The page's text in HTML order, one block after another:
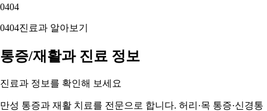
0404
0404진료과 알아보기
통증/재활과 진료 정보
진료과 정보를 확인해 보세요
만성 통증과 재활 치료를 전문으로 합니다. 허리·목 통증·신경통